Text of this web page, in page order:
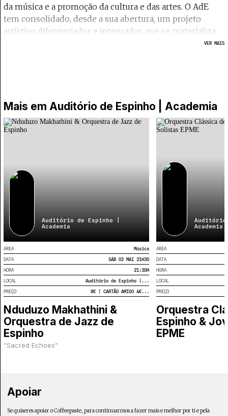
da música e a promoção da cultura e das artes. O AdE
tem consolidado, desde a sua abertura, um projeto
artístico diferenciador e integrador, que se materializa
Orquestra Clássica de Espinho e a Orquestra de Jazz de
Espinho, têm no AdE o seu principal palco.
VER MAIS
Mais em Auditório de Espinho | Academia
Auditório de Espinho |
Academia
AREA
Música
DATA
SÁB 02 MAI 21H30
HORA
21:30H
LOCAL
Auditório de Espinho |...
PREÇO
8€ | CARTÃO AMIGO 4€...
Nduduzo Makhathini &
Orquestra de Jazz de
Espinho
“Sacred Echoes”
Auditório
Academia
AREA
DATA
HORA
LOCAL
PREÇO
Orquestra
Espinho &
EPME
Apoiar
Se quiseres apoiar o Coffeepaste, para continuarmos a fazer mais e melhor por ti e pela